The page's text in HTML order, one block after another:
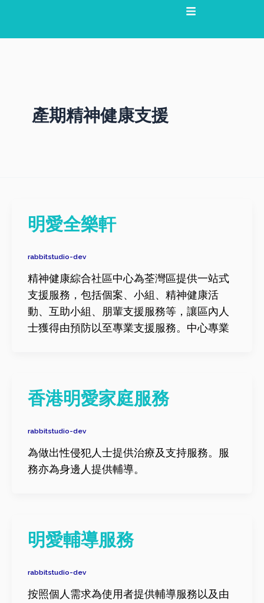
主
產期精神健康支援
明愛全樂軒
rabbitstudio-dev
精神健康綜合社區中心為荃灣區提供一站式
支援服務，包括個案、小組、精神健康活
動、互助小組、朋輩支援服務等，讓區內人
士獲得由預防以至專業支援服務。中心專業
香港明愛家庭服務
rabbitstudio-dev
為做出性侵犯人士提供治療及支持服務。服
務亦為身邊人提供輔導。
明愛輔導服務
rabbitstudio-dev
按照個人需求為使用者提供輔導服務以及由
分